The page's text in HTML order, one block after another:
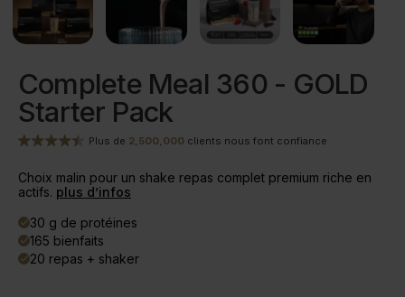
Complete Meal 360 - GOLD
Starter Pack
Plus de 2,500,000 clients nous font confiance
Choix malin pour un shake repas complet premium riche en
actifs. plus d’infos
done30 g de protéines
done165 bienfaits
done20 repas + shaker